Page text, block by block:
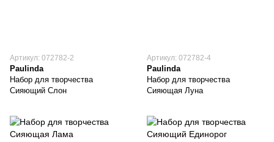
Артикул: 072782-2
Paulinda
Набор для творчества
Сияющий Слон
Артикул: 072782-4
Paulinda
Набор для творчества
Сияющая Луна